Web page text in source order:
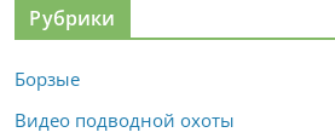
Рубрики
Борзые
Видео подводной охоты